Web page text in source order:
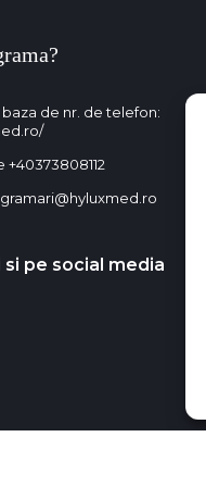
de nr. de telefon:
+40373808112
pe social media